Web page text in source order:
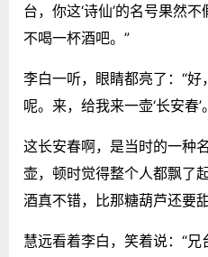
台，你这‘诗仙’的名号果然不
不喝一杯酒吧。”
李白一听，眼睛都亮了：“
呢。来，给我来一壶‘长安春’
这长安春啊，是当时的一种
壶，顿时觉得整个人都飘了
酒真不错，比那糖葫芦还要
慧远看着李白，笑着说：“兄